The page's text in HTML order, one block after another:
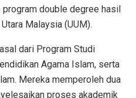
double degree hasil
Malaysia (UUM).
dari Program Studi
Agama Islam, serta
Mereka memperoleh dua
proses akademik